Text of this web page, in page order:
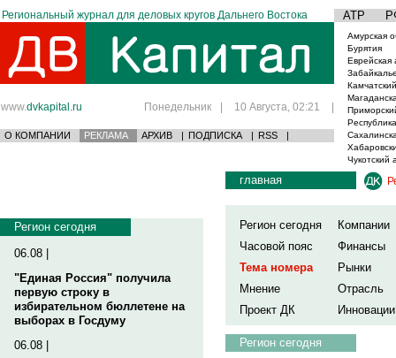
Региональный журнал для деловых кругов Дальнего Востока АТР
www.dvkapital.ru Понедельник | 10 Августа, 02:21 |
О КОМПАНИИ РЕКЛАМА АРХИВ | ПОДПИСКА | RSS |
Амурская
Бурятия
Еврейская
Чукотский
Регион сегодня
06.08 |
"Единая Россия" получила
первую строку в
избирательном бюллетене на
выборах в Госдуму
06.08 |
главная
Регион сегодня
Компании
Часовой пояс
Финансы
Тема номера
Рынки
Мнение
Отрасль
Проект ДК
Инновации
Регион сегодня